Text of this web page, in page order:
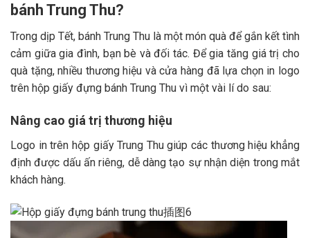
bánh Trung Thu?
Trong dịp Tết, bánh Trung Thu là một món quà để gắn kết tình
cảm giữa gia đình, bạn bè và đối tác. Để gia tăng giá trị cho
quà tặng, nhiều thương hiệu và cửa hàng đã lựa chọn in logo
trên hộp giấy đựng bánh Trung Thu vì một vài lí do sau:
Nâng cao giá trị thương hiệu
Logo in trên hộp giấy Trung Thu giúp các thương hiệu khẳng
định được dấu ấn riêng, dễ dàng tạo sự nhận diện trong mắt
khách hàng.